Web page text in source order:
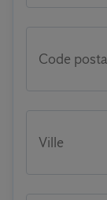
Code
Ville